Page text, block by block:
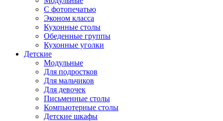
С фотопечатью
Эконом класса
Кухонные столы
Обеденные группы
Кухонные уголки
Детские
Модульные
Для подростков
Для мальчиков
Для девочек
Письменные столы
Компьютерные столы
Детские шкафы